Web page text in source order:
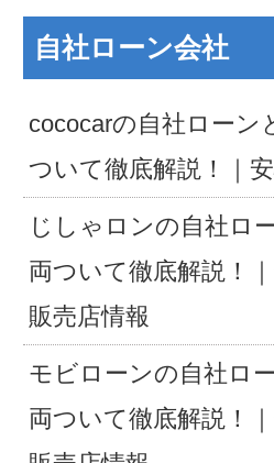
自社ローン会社
cococarの自社ローン
ついて徹底解説！｜
じしゃロンの自社ロ
両ついて徹底解説！
販売店情報
モビローンの自社ロ
両ついて徹底解説！